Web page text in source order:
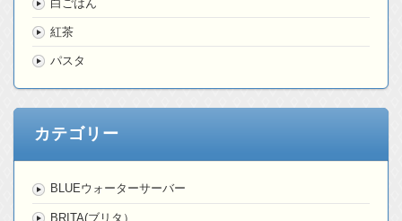
白ごはん
紅茶
パスタ
カテゴリー
BLUEウォーターサーバー
BRITA(ブリタ）